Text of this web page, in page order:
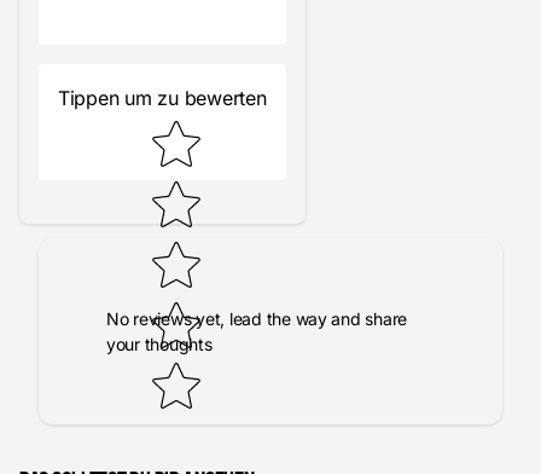
Tippen um zu bewerten
No reviews yet, lead the way and share
your thoughts